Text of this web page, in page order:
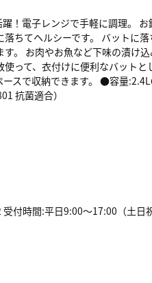
！電子レンジで手軽に調理。
ちてヘルシーです。 バットに
。 お肉やお魚など下味の漬け
って、衣付けに便利なバット
ースで収納できます。 ●容
抗菌適合）
付時間:平日9:00～17:00（土日